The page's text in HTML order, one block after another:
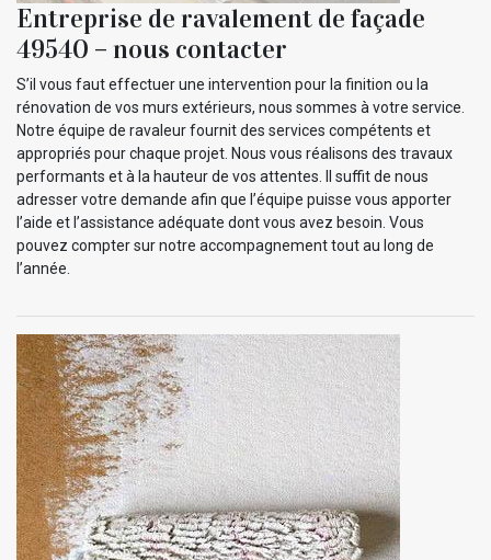
Entreprise de ravalement de façade
49540 – nous contacter
S’il vous faut effectuer une intervention pour la finition ou la
rénovation de vos murs extérieurs, nous sommes à votre service.
Notre équipe de ravaleur fournit des services compétents et
appropriés pour chaque projet. Nous vous réalisons des travaux
performants et à la hauteur de vos attentes. Il suffit de nous
adresser votre demande afin que l’équipe puisse vous apporter
l’aide et l’assistance adéquate dont vous avez besoin. Vous
pouvez compter sur notre accompagnement tout au long de
l’année.